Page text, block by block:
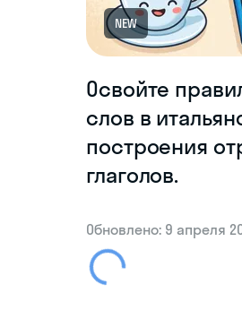
NEW
Освойте
слов в
построения
глаголов.
Обновлено: 9 апреля